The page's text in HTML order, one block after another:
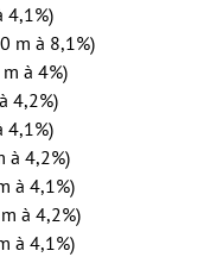
4,1%)
m à 8,1%)
à 4%)
4,2%)
4,1%)
à 4,2%)
à 4,1%)
à 4,2%)
à 4,1%)